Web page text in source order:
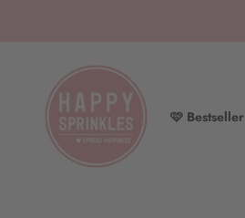
🩷 Bestseller
HAPPY SPRINKLES | D2C